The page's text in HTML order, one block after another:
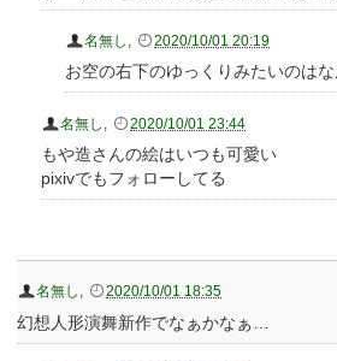
名無し 2020/10/01 20:19
お空の右下のゆっくりみたいのはな
名無し 2020/10/01 23:44
もや造さんの絵はいつも可愛い
pixivでもフォローしてる
名無し 2020/10/01 18:35
幻想人形演舞新作でなぁかなぁ…